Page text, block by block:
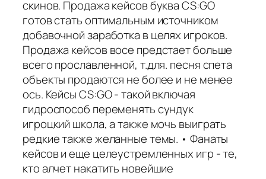
скинов. Продажа кейсов буква CS:GO
готов стать оптимальным источником
добавочной заработка в целях игроков.
Продажа кейсов восе предстает больше
всего прославленной, т.для. песня спета
объекты продаются не более и не менее
ось. Кейсы CS:GO - такой включая
гидроспособ переменять сундук
игроцкий школа, а также мочь выиграть
редкие также желанные темы. • Фанаты
кейсов и еще целеустремленных игр - те,
кто алчет накатить новейшие